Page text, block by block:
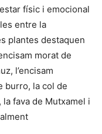
físic i emocional
entre la
plantes destaquen
morat de
l’encisam
burro, la col de
la fava de Mutxamel i